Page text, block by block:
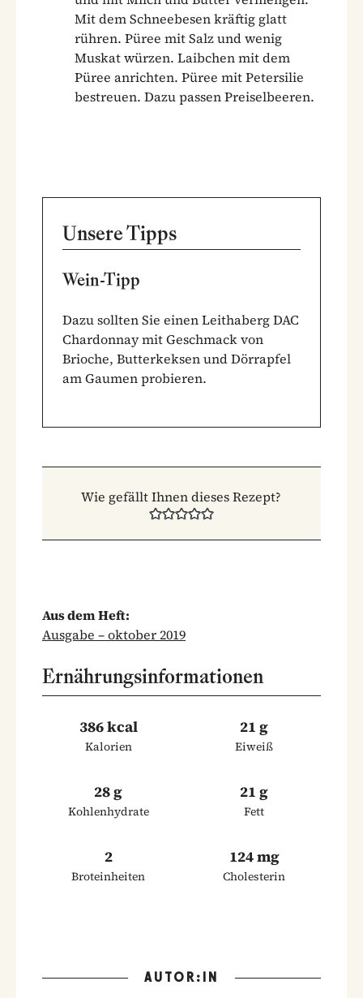
Mit dem Schneebesen kräftig glatt
rühren. Püree mit Salz und wenig
Muskat würzen. Laibchen mit dem
Püree anrichten. Püree mit Petersilie
bestreuen. Dazu passen Preiselbeeren.
Unsere Tipps
Wein-Tipp
Dazu sollten Sie einen Leithaberg DAC
Chardonnay mit Geschmack von
Brioche, Butterkeksen und Dörrapfel
am Gaumen probieren.
Wie gefällt Ihnen dieses Rezept?
Aus dem Heft:
Ausgabe – oktober 2019
Ernährungsinformationen
386 kcal
Kalorien
21 g
Eiweiß
28 g
Kohlenhydrate
21 g
Fett
2
Broteinheiten
124 mg
Cholesterin
AUTOR:IN